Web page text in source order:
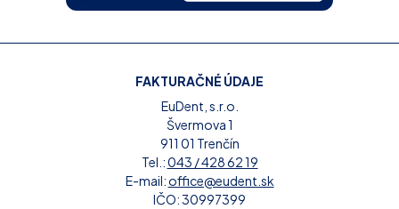
FAKTURAČNÉ ÚDAJE
EuDent, s.r.o.
Švermova 1
911 01 Trenčín
Tel.:043 / 428 62 19
E-mail:office@eudent.sk
IČO: 30997399